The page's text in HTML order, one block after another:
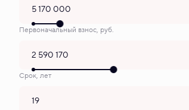
Первоначальный взнос, руб.
Срок, лет